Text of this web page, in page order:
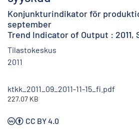
Konjunkturindikator för
september
Trend Indicator of Output : 2011,
Tilastokeskus
2011
ktkk_2011_09_2011-11-15_fi.pdf
227.07 KB
CC BY 4.0